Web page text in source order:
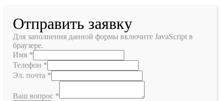
Отправить заявку
Для заполнения данной формы включите JavaScript в
браузере.
Имя *
Телефон *
Эл. почта *
Ваш вопрос *